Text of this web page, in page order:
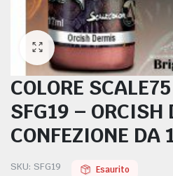
COLORE
SFG19 – ORCISH
CONFEZIONE DA
SKU: SFG19 Esaurito